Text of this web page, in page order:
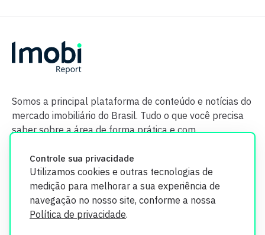
Controle sua privacidade
Utilizamos cookies e outras tecnologias de
medição para melhorar a sua experiência de
navegação no nosso site, conforme a nossa
Política de privacidade.
Somos a principal plataforma de conteúdo e notícias do
mercado imobiliário do Brasil. Tudo o que você precisa
saber sobre a área de forma prática e com